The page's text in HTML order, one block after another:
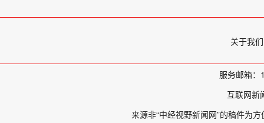
关于我们
服务邮箱
互联网新
来源非“中经视野新闻网”的稿件为